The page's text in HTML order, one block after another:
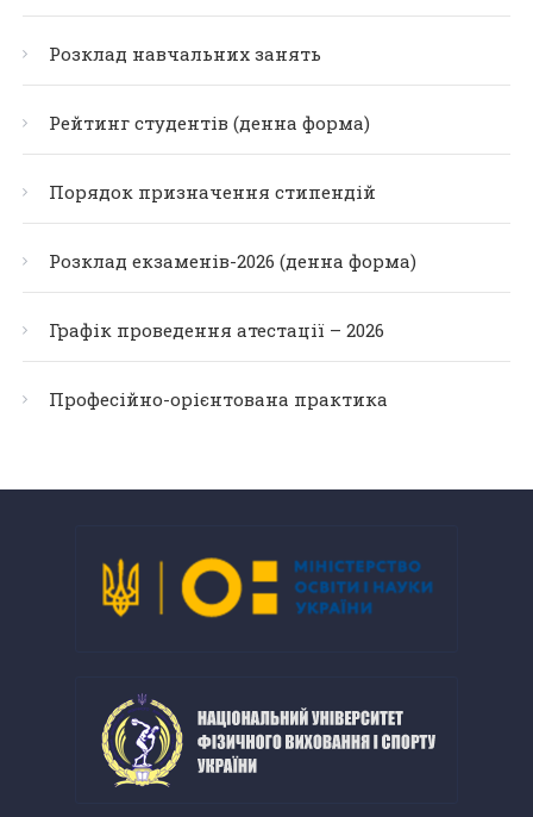
Розклад навчальних занять
Рейтинг студентів (денна форма)
Порядок призначення стипендій
Розклад екзаменів-2026 (денна форма)
Графік проведення атестації – 2026
Професійно-орієнтована практика